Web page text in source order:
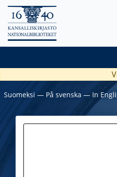
Suomeksi ― På svenska ― In